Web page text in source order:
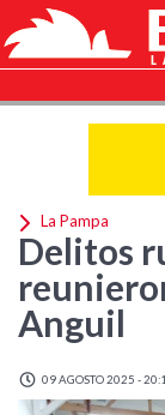
La Pampa
Delitos
Anguil
09 AGOSTO 2025 -